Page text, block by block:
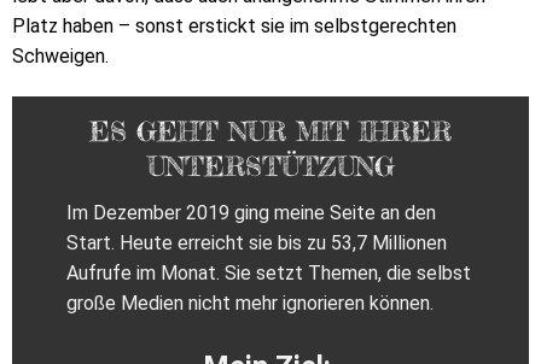
Platz haben – sonst erstickt sie im selbstgerechten
Schweigen.
ES GEHT NUR MIT IHRER
UNTERSTÜTZUNG
Im Dezember 2019 ging meine Seite an den
Start. Heute erreicht sie bis zu 53,7 Millionen
Aufrufe im Monat. Sie setzt Themen, die selbst
große Medien nicht mehr ignorieren können.